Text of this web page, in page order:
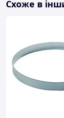
ПВХ https://
https://
plenki-pvh,
плівка в
пакети ПЕ,
Перед
уточнюйте в
Схоже в